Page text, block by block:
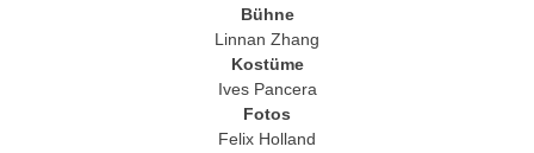
Bühne
Linnan Zhang
Kostüme
Ives Pancera
Fotos
Felix Holland